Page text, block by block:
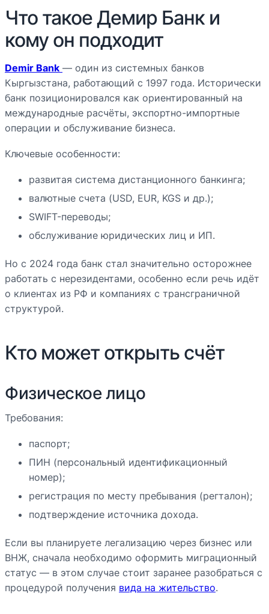
Что такое Демир Банк и
кому он подходит
Demir Bank — один из системных банков
Кыргызстана, работающий с 1997 года. Исторически
банк позиционировался как ориентированный на
международные расчёты, экспортно-импортные
операции и обслуживание бизнеса.
Ключевые особенности:
развитая система дистанционного банкинга;
валютные счета (USD, EUR, KGS и др.);
SWIFT-переводы;
обслуживание юридических лиц и ИП.
Но с 2024 года банк стал значительно осторожнее
работать с нерезидентами, особенно если речь идёт
о клиентах из РФ и компаниях с трансграничной
структурой.
Кто может открыть счёт
Физическое лицо
Требования:
паспорт;
ПИН (персональный идентификационный
номер);
регистрация по месту пребывания (регталон);
подтверждение источника дохода.
Если вы планируете легализацию через бизнес или
ВНЖ, сначала необходимо оформить миграционный
статус — в этом случае стоит заранее разобраться с
процедурой получения вида на жительство.